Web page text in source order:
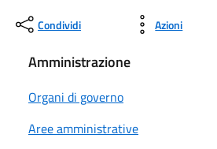
Condividi Azioni
Amministrazione
Organi di governo
Aree amministrative